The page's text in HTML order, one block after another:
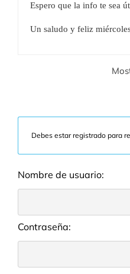
Espero que la info te sea
Un saludo y feliz
Debes estar registrado para
Nombre de usuario:
Contraseña: